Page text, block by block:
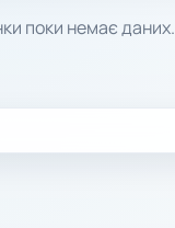
поки немає даних.